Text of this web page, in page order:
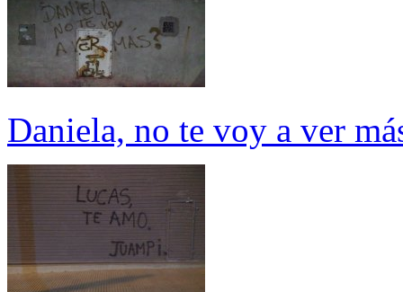
Daniela, no te voy a ver